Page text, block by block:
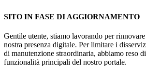
SITO IN FASE DI AGGIORNAMENTO
Gentile utente, stiamo lavorando per
nostra presenza digitale. Per limitare i
di manutenzione straordinaria, abbiamo reso
funzionalità principali del nostro portale.